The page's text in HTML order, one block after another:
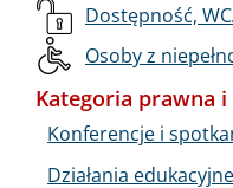
Dostępność,
Osoby z
Kategoria prawna
Konferencje i
Działania edukacyjne